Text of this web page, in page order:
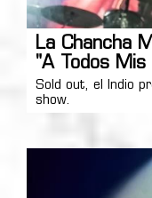
La Chancha
"A Todos Mis
Sold out, el Indio
show.